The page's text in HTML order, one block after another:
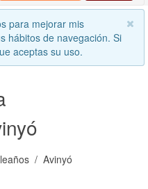
para mejorar mis
hábitos de navegación. Si
aceptas su uso.
Avinyó